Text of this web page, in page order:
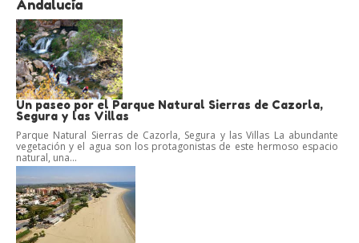
Andalucía
Un paseo por el Parque Natural Sierras de Cazorla,
Segura y las Villas
Parque Natural Sierras de Cazorla, Segura y las Villas La abundante
vegetación y el agua son los protagonistas de este hermoso espacio
natural, una...